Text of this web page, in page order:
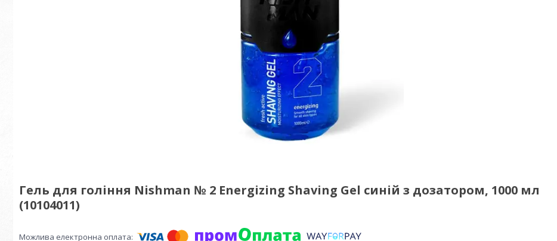
Гель для гоління Nishman № 2 Energizing Shaving Gel синій з дозатором, 1000 мл
(10104011)